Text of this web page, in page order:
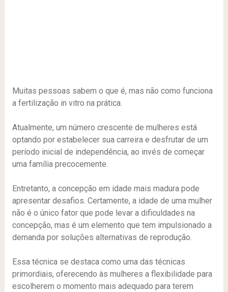
Muitas pessoas sabem o que é, mas não como funciona
a fertilização in vitro na prática.
Atualmente, um número crescente de mulheres está
optando por estabelecer sua carreira e desfrutar de um
período inicial de independência, ao invés de começar
uma família precocemente.
Entretanto, a concepção em idade mais madura pode
apresentar desafios. Certamente, a idade de uma mulher
não é o único fator que pode levar a dificuldades na
concepção, mas é um elemento que tem impulsionado a
demanda por soluções alternativas de reprodução.
Essa técnica se destaca como uma das técnicas
primordiais, oferecendo às mulheres a flexibilidade para
escolherem o momento mais adequado para terem